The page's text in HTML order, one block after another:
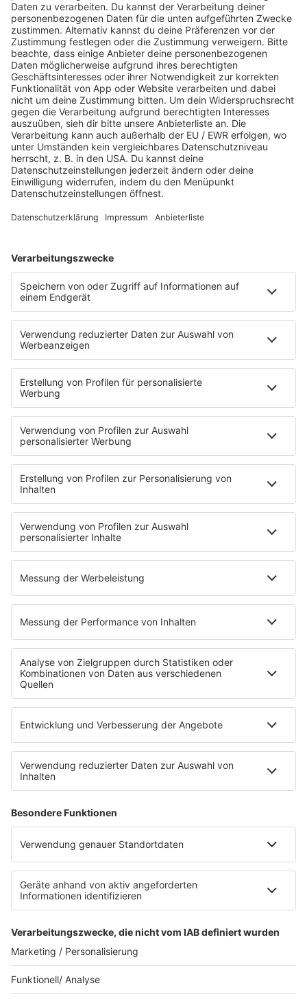
SALÜ am Morgen
Podcast
Aktuelle Beiträge und Themen
Sound of Saarland
Martina Straten
Hitstory
Schlaumeier-Duell
Mundwerk - schlau frühstücken
FUN
Kontakt-Board
App
T.B. Action-Hero
10 Fragen 10 Antworten
Chat-Community
SALÜ TV
SERVICE
Wetter
Verkehr & Blitzer
Weggehtipps
Jobbörse
Tipps und Tricks
SALÜ BONUS
INSIDE / B2B
B2B / Mediadaten
Empfang (DAB+, UKW, IP)
RADIO SALÜ Team
Alexa
App
WhatsApp-Kanal
Impressum
AGB
Datenschutzerklärung
Teilnahmebedingungen
Presse
Kontakt
WETTER
SAARLAND